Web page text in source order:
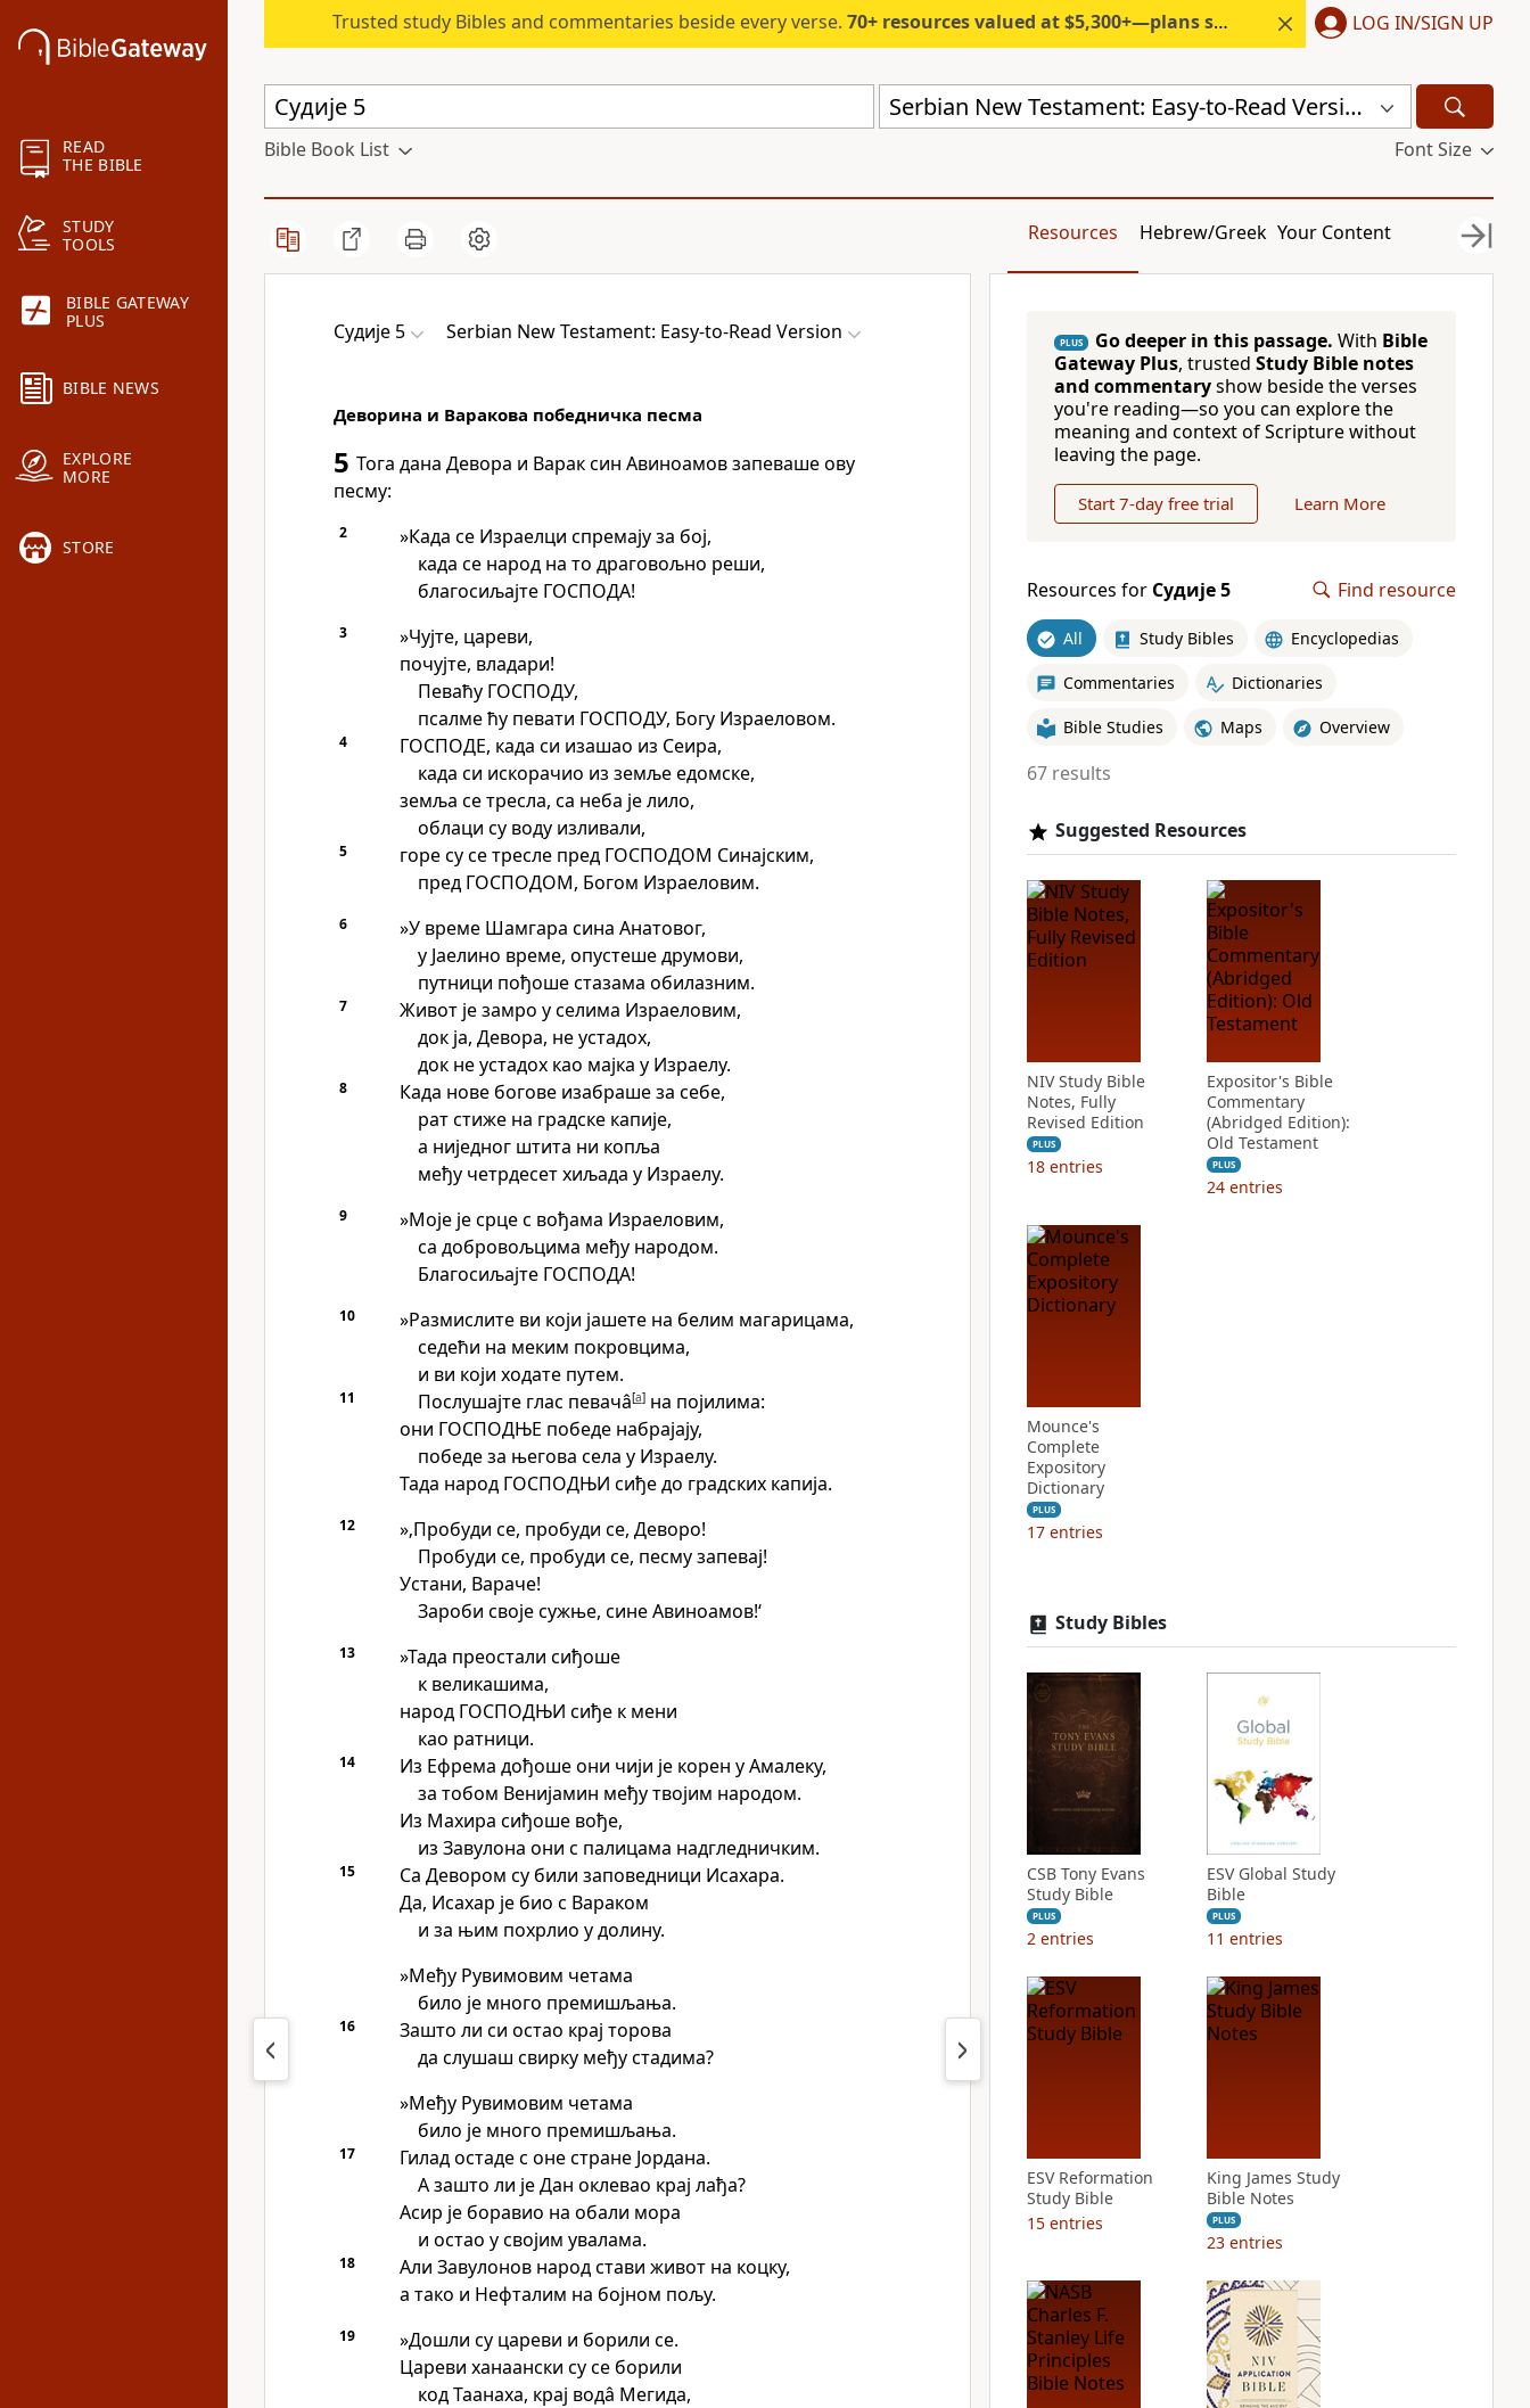
READ
THE BIBLE
STUDY
TOOLS
BIBLE GATEWAY
PLUS
BIBLE NEWS
EXPLORE
MORE
STORE
Trusted study Bibles and commentaries beside every verse. 70+ resources valued at $5,300+—plans start under $6/month. LOG IN/SIGN UP
Serbian New Testament: Easy-to-Read Version (ERV-SR)
Bible Book List Font Size
Resources Hebrew/Greek Your Content
Судије 5 Serbian New Testament: Easy-to-Read Version
Деворина и Варакова победничка песма
5 Тога дана Девора и Варак син Авиноамов запеваше ову
песму:
2
»Када се Израелци спремају за бој,
када се народ на то драговољно реши,
благосиљајте ГОСПОДА!
3
»Чујте, цареви,
почујте, владари!
Певаћу ГОСПОДУ,
псалме ћу певати ГОСПОДУ, Богу Израеловом.
4
ГОСПОДЕ, када си изашао из Сеира,
када си искорачио из земље едомске,
земља се тресла, са неба је лило,
облаци су воду изливали,
5
горе су се тресле пред ГОСПОДОМ Синајским,
пред ГОСПОДОМ, Богом Израеловим.
6
»У време Шамгара сина Анатовог,
у Јаелино време, опустеше друмови,
путници пођоше стазама обилазним.
7
Живот је замро у селима Израеловим,
док ја, Девора, не устадох,
док не устадох као мајка у Израелу.
8
Када нове богове изабраше за себе,
рат стиже на градске капије,
а ниједног штита ни копља
међу четрдесет хиљада у Израелу.
9
»Моје је срце с вођама Израеловим,
са добровољцима међу народом.
Благосиљајте ГОСПОДА!
10
»Размислите ви који јашете на белим магарицама,
седећи на меким покровцима,
и ви који ходате путем.
11 Послушајте глас певачâ[a]на појилима:
они ГОСПОДЊЕ победе набрајају,
победе за његова села у Израелу.
Тада народ ГОСПОДЊИ сиђе до градских капија.
12
»‚Пробуди се, пробуди се, Деворо!
Пробуди се, пробуди се, песму запевај!
Устани, Вараче!
Зароби своје сужње, сине Авиноамов!‘
13
»Тада преостали сиђоше
к великашима,
народ ГОСПОДЊИ сиђе к мени
као ратници.
14
Из Ефрема дођоше они чији је корен у Амалеку,
за тобом Венијамин међу твојим народом.
Из Махира сиђоше вође,
из Завулона они с палицама надгледничким.
15
Са Девором су били заповедници Исахара.
Да, Исахар је био с Вараком
и за њим похрлио у долину.
»Међу Рувимовим четама
било је много премишљања.
16
Зашто ли си остао крај торова
да слушаш свирку међу стадима?
»Међу Рувимовим четама
било је много премишљања.
17
Гилад остаде с оне стране Јордана.
А зашто ли је Дан оклевао крај лађа?
Асир је боравио на обали мора
и остао у својим увалама.
18
Али Завулонов народ стави живот на коцку,
а тако и Нефталим на бојном пољу.
19
»Дошли су цареви и борили се.
Цареви ханаански су се борили
код Таанаха, крај водâ Мегида,
PLUS Go deeper in this passage. With Bible
Gateway Plus, trusted Study Bible notes
and commentaryshow beside the verses
you're reading—so you can explore the
meaning and context of Scripture without
leaving the page.
Start 7-day free trial Learn More
Resources for Судије 5 Find resource
All Study Bibles Encyclopedias
Commentaries Dictionaries
Bible Studies Maps Overview
67 results
Suggested Resources
NIV Study Bible
Notes, Fully
Revised Edition
PLUS
18 entries
Expositor's Bible
Commentary
(Abridged Edition):
Old Testament
PLUS
24 entries
Mounce's
Complete
Expository
Dictionary
PLUS
17 entries
Study Bibles
CSB Tony Evans
Study Bible
PLUS
2 entries
ESV Global Study
Bible
PLUS
11 entries
ESV Reformation
Study Bible
15 entries
King James Study
Bible Notes
PLUS
23 entries